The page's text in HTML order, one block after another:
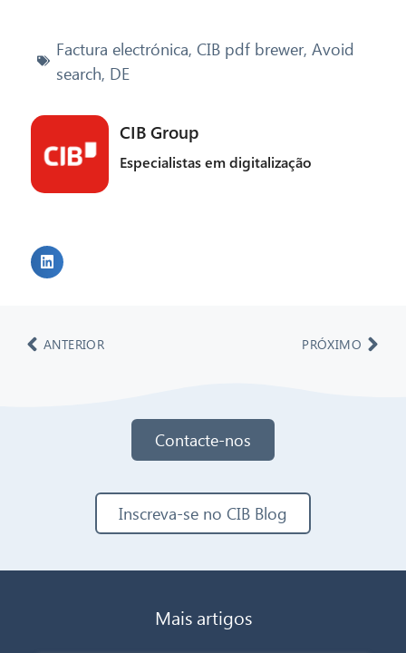
Factura electrónica, CIB pdf brewer, Avoid
search, DE
CIB Group
Especialistas em digitalização
ANTERIOR PRÓXIMO
Contacte-nos
Inscreva-se no CIB Blog
Mais artigos